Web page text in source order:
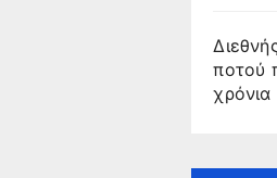
ποτού
χρόνια